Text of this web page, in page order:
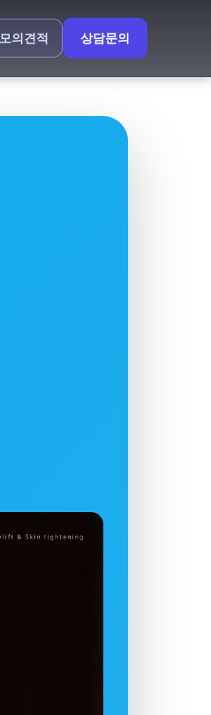
모의견적 상담문의